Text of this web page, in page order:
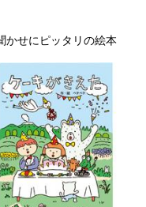
かせにピッタリの絵本